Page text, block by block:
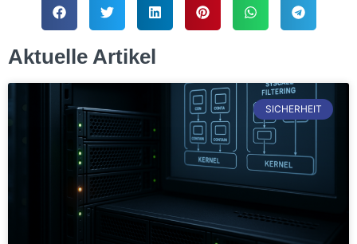
Aktuelle Artikel
SICHERHEIT